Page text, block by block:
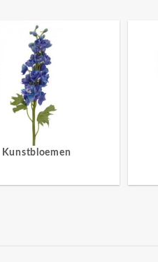
Kunstbloemen